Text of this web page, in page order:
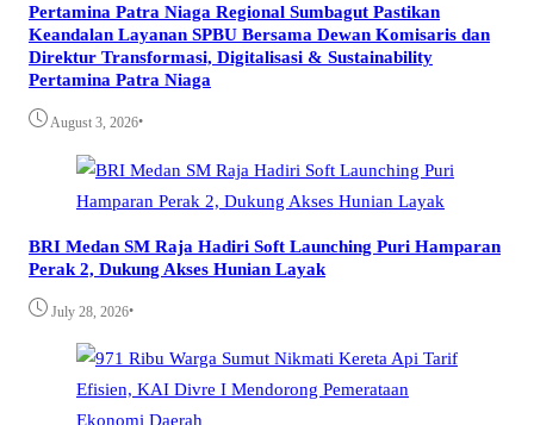
Pertamina Patra Niaga Regional Sumbagut Pastikan
Keandalan Layanan SPBU Bersama Dewan Komisaris dan
Direktur Transformasi, Digitalisasi & Sustainability
Pertamina Patra Niaga
August 3, 2026•
BRI Medan SM Raja Hadiri Soft Launching Puri Hamparan
Perak 2, Dukung Akses Hunian Layak
July 28, 2026•